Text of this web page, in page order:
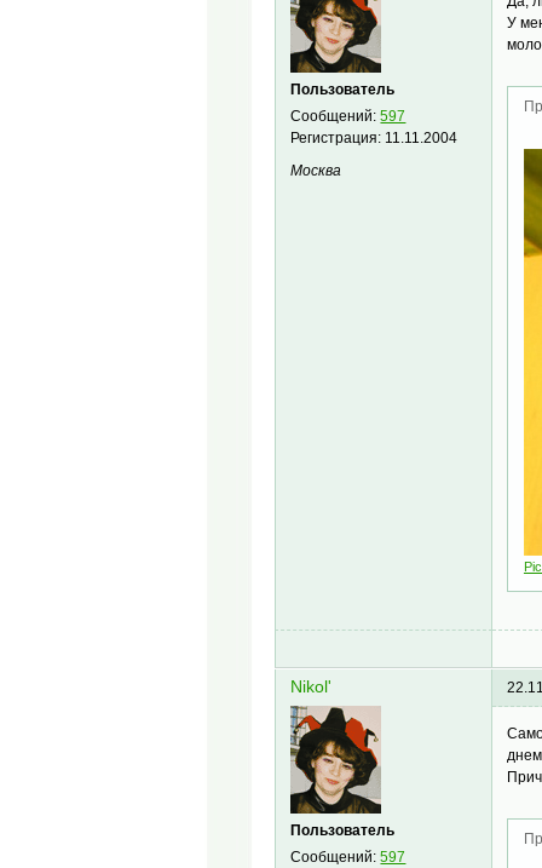
Пользователь
Сообщений:597
Регистрация: 11.11.2004
Москва
У
Nikol'
Пользователь
Сообщений:597